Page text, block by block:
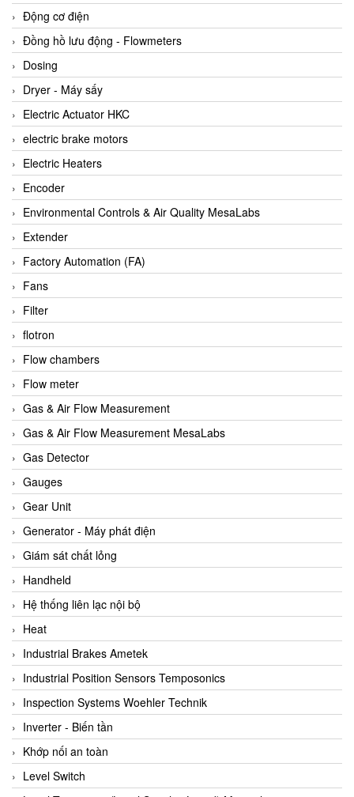
AMPTRON Vietnam
AND Vietnam
ANDERSON-NEGELE
ANDILOG Technologies Vietnam
Anritsu
ANTEC S.A
Antico pumps
Anybus/ HMS
AOBEN
Apex Dynamics Vietnam
Apex Dynamics Vietnam
Apiste
APLISENS VietNam
Apollo Fire
Appleton
AQ Matic
Aqualabo Vietnam
Aquametro
ARCA Regler
Arcos Hydraulik
Ardetem-Sfere-Vietnam
Argal
AS ENERGI
ASCO CO2
Asker
AT2E
ATC Pneumatic
ATEX System
ATI - IA
ATI (Analytical Technology Inc)
Atos
Atrax
Động cơ điện
Đồng hồ lưu động - Flowmeters
Dosing
Dryer - Máy sấy
Electric Actuator HKC
electric brake motors
Electric Heaters
Encoder
Environmental Controls & Air Quality MesaLabs
Extender
Factory Automation (FA)
Fans
Filter
flotron
Flow chambers
Flow meter
Gas & Air Flow Measurement
Gas & Air Flow Measurement MesaLabs
Gas Detector
Gauges
Gear Unit
Generator - Máy phát điện
Giám sát chất lỏng
Handheld
Hệ thống liên lạc nội bộ
Heat
Industrial Brakes Ametek
Industrial Position Sensors Temposonics
Inspection Systems Woehler Technik
Inverter - Biến tần
Khớp nối an toàn
Level Switch